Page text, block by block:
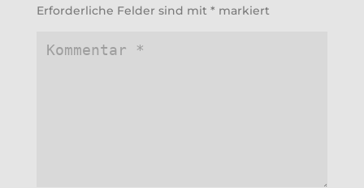
Erforderliche Felder sind mit * markiert